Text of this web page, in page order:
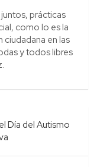
prácticas
como lo es la
ciudadana en las
y todos libres
Día del Autismo